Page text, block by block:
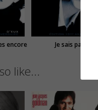
encore Je sais pas
like...